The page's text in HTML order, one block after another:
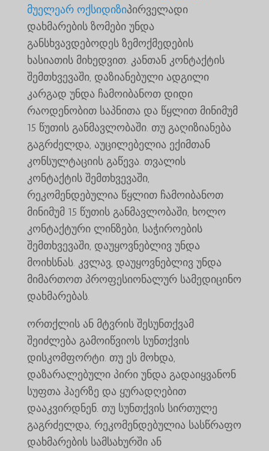
მუელეარ ოქსიდიზიპირველადი
დახმარების ზომები უნდა
განსხვავდებოდეს ზემოქმედების
ხასიათის მიხედვით. კანთან კონტაქტის
შემთხვევაში, დაზიანებული ადგილი
კარგად უნდა ჩამოიბანოთ დიდი
რაოდენობით საპნითა და წყლით მინიმუმ
15 წუთის განმავლობაში. თუ გაღიზიანება
გაგრძელდა, აუცილებელია ექიმთან
კონსულტაციის გაწევა. თვალის
კონტაქტის შემთხვევაში,
რეკომენდებულია წყლით ჩამოიბანოთ
მინიმუმ 15 წუთის განმავლობაში, ხოლო
კონტაქტური ლინზები, საჭიროების
შემთხვევაში, დაუყოვნებლივ უნდა
მოიხსნას. კვლავ, დაუყოვნებლივ უნდა
მიმართოთ პროფესიონალურ სამედიცინო
დახმარებას.
ორთქლის ან მტვრის შესუნთქვამ
შეიძლება გამოიწვიოს სუნთქვის
დისკომფორტი. თუ ეს მოხდა,
დაზარალებული პირი უნდა გადაიყვანონ
სუფთა ჰაერზე და ყურადღებით
დააკვირდნენ. თუ სუნთქვის სირთულე
გაგრძელდა, რეკომენდებულია სასწრაფო
დახმარების სამსახურში ან